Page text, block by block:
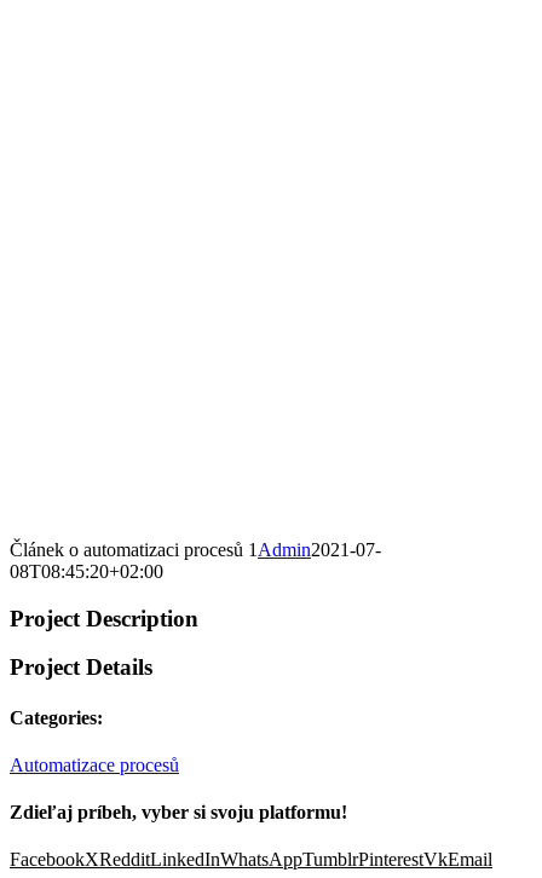
Článek o automatizaci procesů 1 Admin2021-07-
08T08:45:20+02:00
Project Description
Project Details
Categories:
Automatizace procesů
Zdieľaj príbeh, vyber si svoju platformu!
FacebookXRedditLinkedInWhatsAppTumblrPinterestVkEmail